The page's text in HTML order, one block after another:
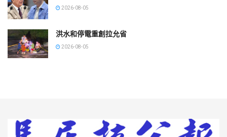
2026-08-05
洪水和停電重創拉允省
2026-08-05